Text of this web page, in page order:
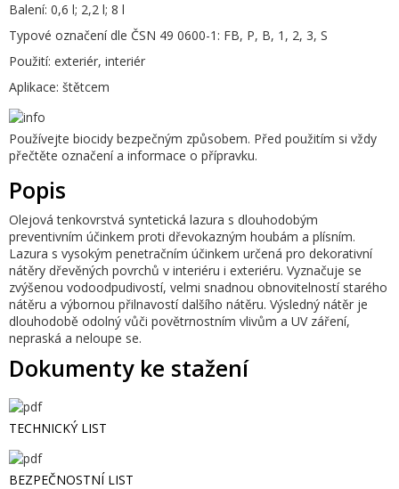
Balení: 0,6 l; 2,2 l; 8 l
Typové označení dle ČSN 49 0600-1: FB, P, B, 1, 2, 3, S
Použití: exteriér, interiér
Aplikace: štětcem
Používejte biocidy bezpečným způsobem. Před použitím si vždy
přečtěte označení a informace o přípravku.
Popis
Olejová tenkovrstvá syntetická lazura s dlouhodobým
preventivním účinkem proti dřevokazným houbám a plísním.
Lazura s vysokým penetračním účinkem určená pro dekorativní
nátěry dřevěných povrchů v interiéru i exteriéru. Vyznačuje se
zvýšenou vodoodpudivostí, velmi snadnou obnovitelností starého
nátěru a výbornou přilnavostí dalšího nátěru. Výsledný nátěr je
dlouhodobě odolný vůči povětrnostním vlivům a UV záření,
nepraská a neloupe se.
Dokumenty ke stažení
TECHNICKÝ LIST
BEZPEČNOSTNÍ LIST